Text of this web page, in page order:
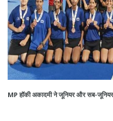
MP हॉकी अकादमी ने जूनियर और सब-जूनियर